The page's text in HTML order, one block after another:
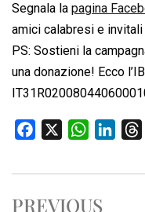
Segnala la pagina
amici calabresi e
PS: Sostieni la
una donazione! Ecco
c
W
a
n
r
PREVIOUS